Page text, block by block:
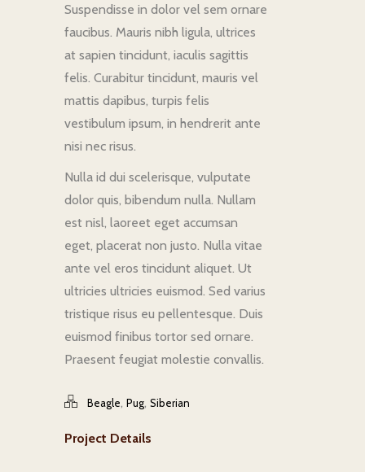
Suspendisse in dolor vel sem ornare
faucibus. Mauris nibh ligula, ultrices
at sapien tincidunt, iaculis sagittis
felis. Curabitur tincidunt, mauris vel
mattis dapibus, turpis felis
vestibulum ipsum, in hendrerit ante
nisi nec risus.
Nulla id dui scelerisque, vulputate
dolor quis, bibendum nulla. Nullam
est nisl, laoreet eget accumsan
eget, placerat non justo. Nulla vitae
ante vel eros tincidunt aliquet. Ut
ultricies ultricies euismod. Sed varius
tristique risus eu pellentesque. Duis
euismod finibus tortor sed ornare.
Praesent feugiat molestie convallis.
Beagle, Pug, Siberian
Project Details